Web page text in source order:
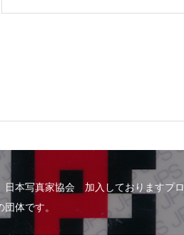
船第一京丸
日本写真家協会 加入しておりますプロ
体です。